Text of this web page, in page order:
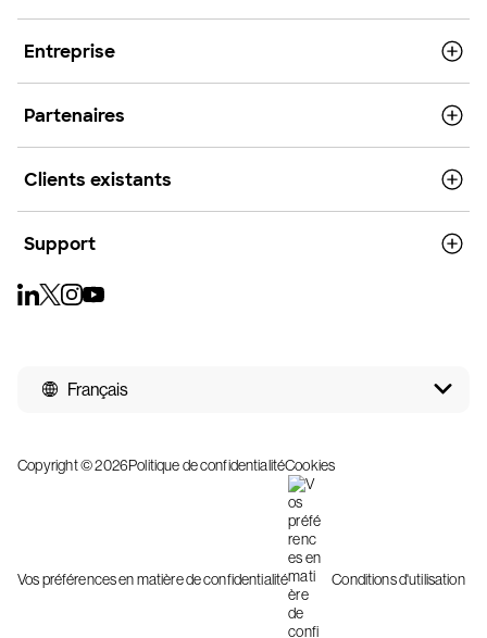
Entreprise
Partenaires
Clients existants
Support
Français
Copyright © 2026Politique de confidentialitéCookies
Vos préférences en matière de confidentialité Conditions d'utilisation